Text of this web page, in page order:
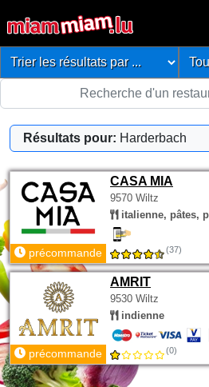
Résultats pour: Harderbach
CASA MIA
9570 Wiltz
italienne, pâtes,
précommande (37)
AMRIT
9530 Wiltz
indienne
précommande (0)